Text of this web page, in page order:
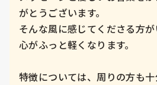
がとうございます。
そんな風に感じてくださる方が
心がふっと軽くなります。
特徴については、周りの方も